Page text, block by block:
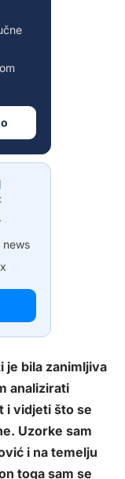
news
je bila zanimljiva
analizirati
i vidjeti što se
Uzorke sam
i na temelju
toga sam se